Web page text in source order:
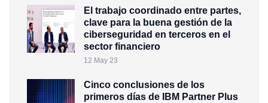
El trabajo coordinado entre partes,
clave para la buena gestión de la
ciberseguridad en terceros en el
sector financiero
12 May 23
Cinco conclusiones de los
primeros días de IBM Partner Plus